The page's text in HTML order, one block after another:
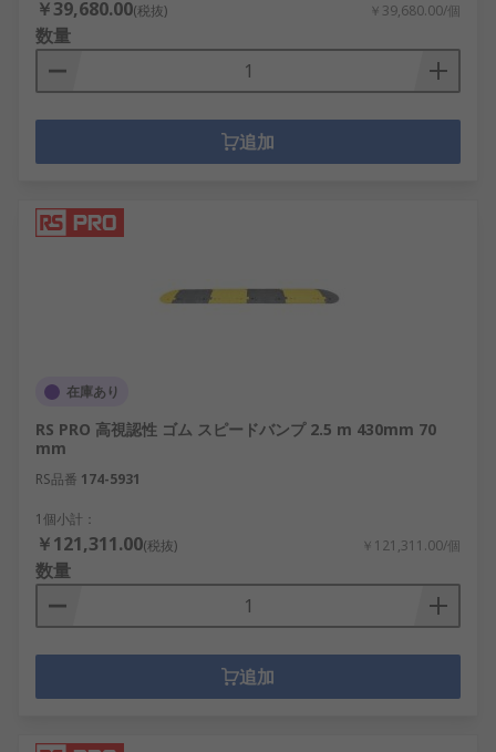
￥39,680.00(税抜) ￥39,680.00/個
数量
追加
在庫あり
RS PRO 高視認性 ゴム スピードバンプ 2.5 m 430mm 70
mm
RS品番 174-5931
1個小計：
￥121,311.00(税抜) ￥121,311.00/個
数量
追加